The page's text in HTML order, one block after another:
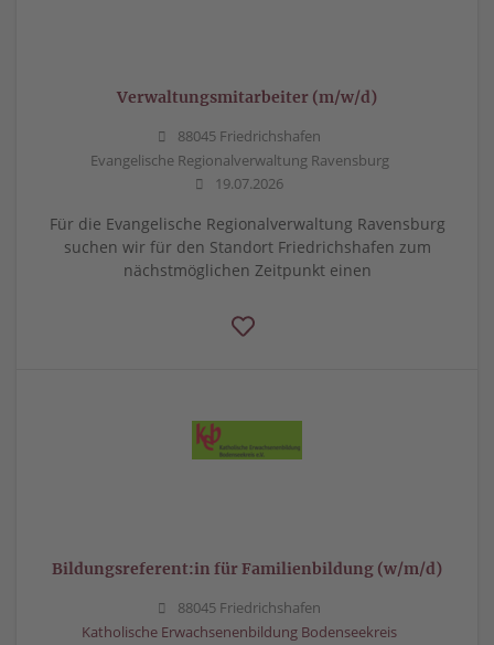
Verwaltungsmitarbeiter (m/w/d)
88045 Friedrichshafen
Evangelische Regionalverwaltung Ravensburg
19.07.2026
Für die Evangelische Regionalverwaltung Ravensburg
suchen wir für den Standort Friedrichshafen zum
nächstmöglichen Zeitpunkt einen
Bildungsreferent:in für Familienbildung (w/m/d)
88045 Friedrichshafen
Katholische Erwachsenenbildung Bodenseekreis